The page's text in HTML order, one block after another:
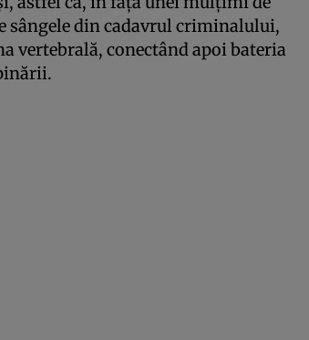
sângele din cadavrul criminalului,
vertebrală, conectând apoi bateria